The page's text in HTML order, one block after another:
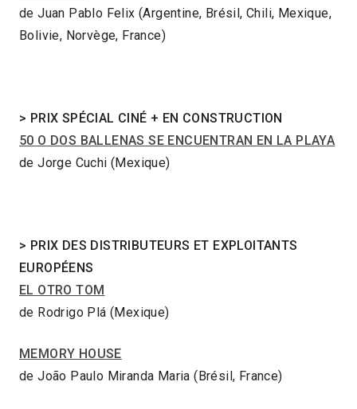
de Juan Pablo Felix (Argentine, Brésil, Chili, Mexique,
Bolivie, Norvège, France)
> PRIX SPÉCIAL CINÉ + EN CONSTRUCTION
50 O DOS BALLENAS SE ENCUENTRAN EN LA PLAYA
de Jorge Cuchi (Mexique)
> PRIX DES DISTRIBUTEURS ET EXPLOITANTS
EUROPÉENS
EL OTRO TOM
de Rodrigo Plá (Mexique)
MEMORY HOUSE
de João Paulo Miranda Maria (Brésil, France)